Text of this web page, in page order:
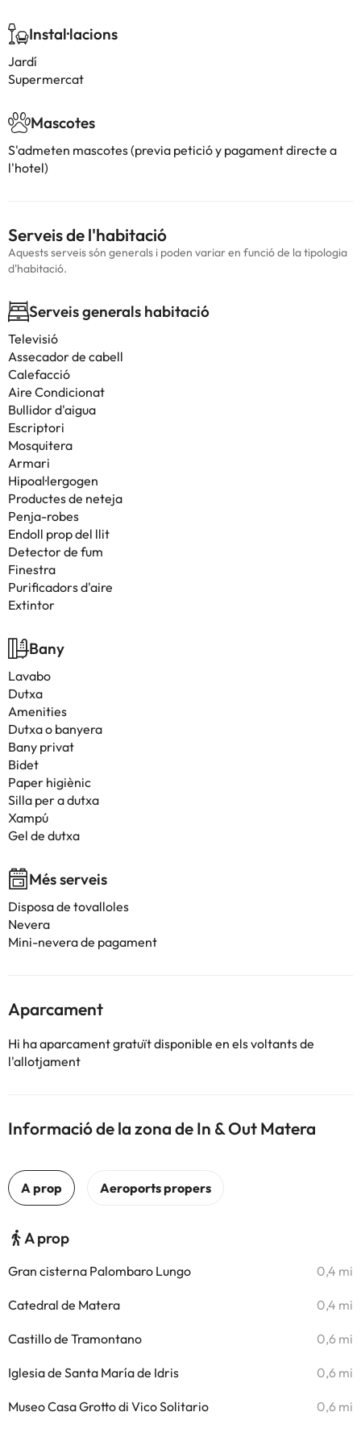
Instal·lacions
Jardí
Supermercat
Mascotes
S'admeten mascotes (previa petició y pagament directe a
l'hotel)
Serveis de l'habitació
Aquests serveis són generals i poden variar en funció de la tipologia
d'habitació.
Serveis generals habitació
Televisió
Assecador de cabell
Calefacció
Aire Condicionat
Bullidor d'aigua
Escriptori
Mosquitera
Armari
Hipoal·lergogen
Productes de neteja
Penja-robes
Endoll prop del llit
Detector de fum
Finestra
Purificadors d'aire
Extintor
Bany
Lavabo
Dutxa
Amenities
Dutxa o banyera
Bany privat
Bidet
Paper higiènic
Silla per a dutxa
Xampú
Gel de dutxa
Més serveis
Disposa de tovalloles
Nevera
Mini-nevera de pagament
Aparcament
Hi ha aparcament gratuït disponible en els voltants de
l'allotjament
Informació de la zona de In & Out Matera
A prop
Gran cisterna Palombaro Lungo 0,4 mi
Catedral de Matera 0,4 mi
Castillo de Tramontano 0,6 mi
Iglesia de Santa María de Idris 0,6 mi
Museo Casa Grotto di Vico Solitario 0,6 mi